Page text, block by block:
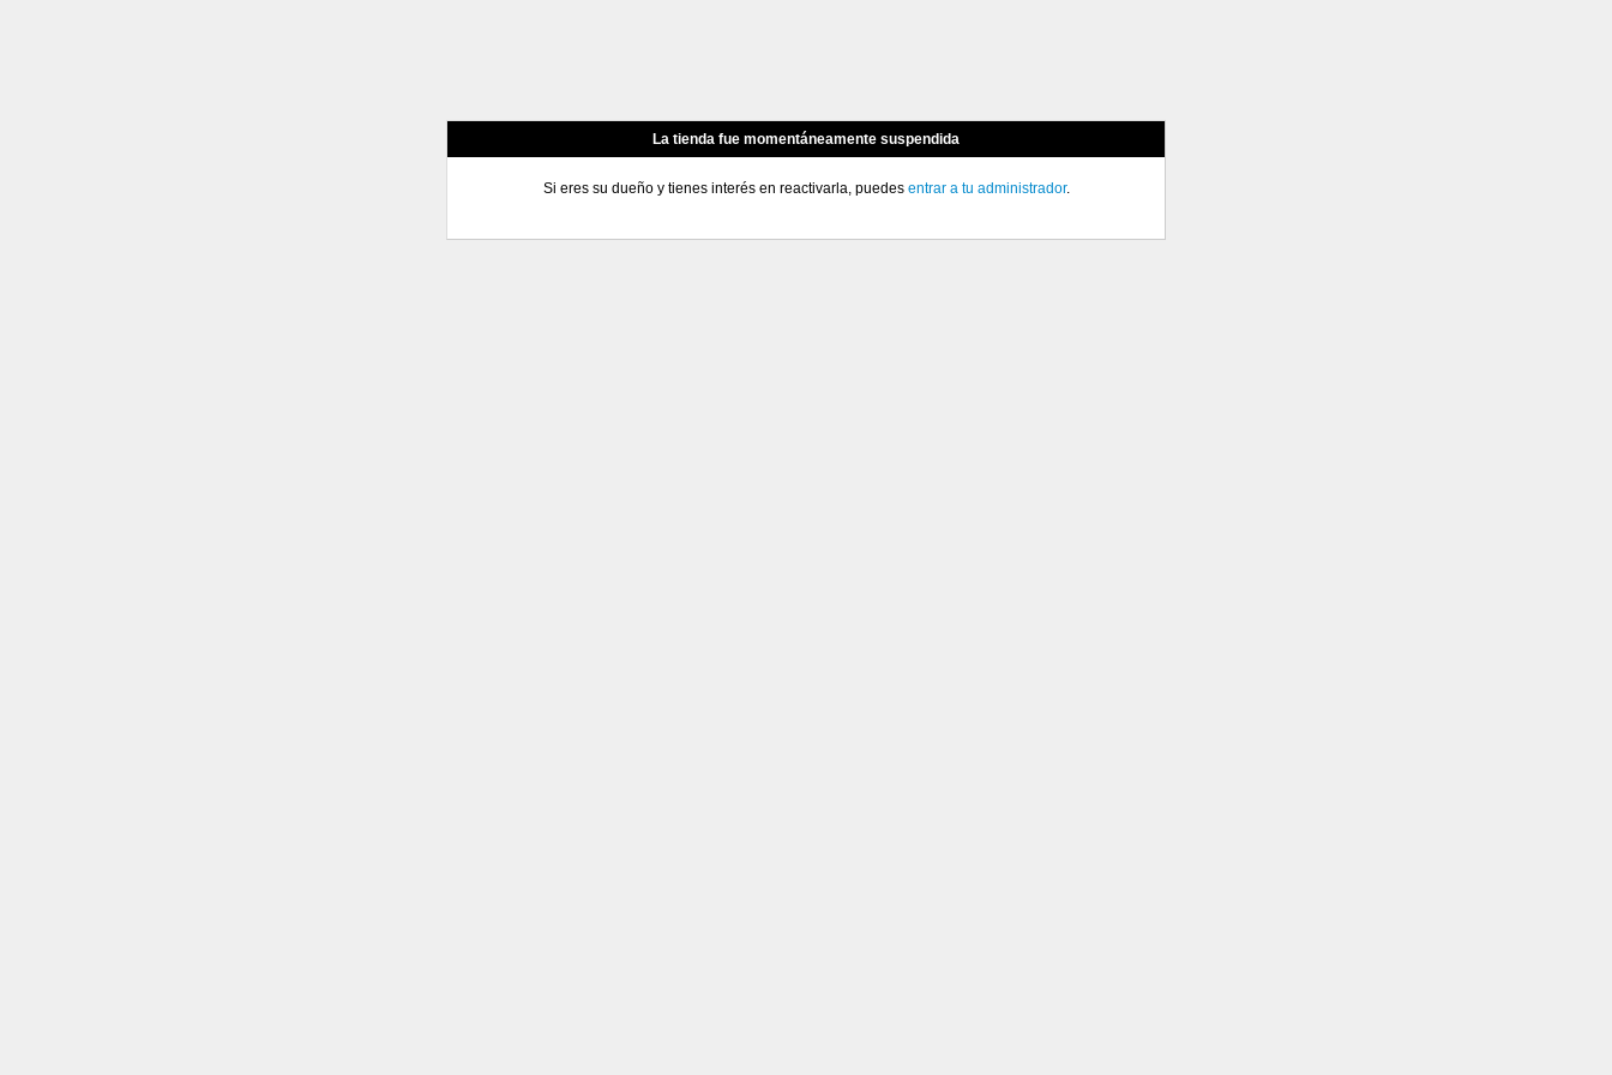
La tienda fue momentáneamente suspendida
Si eres su dueño y tienes interés en reactivarla, puedes entrar a tu administrador.